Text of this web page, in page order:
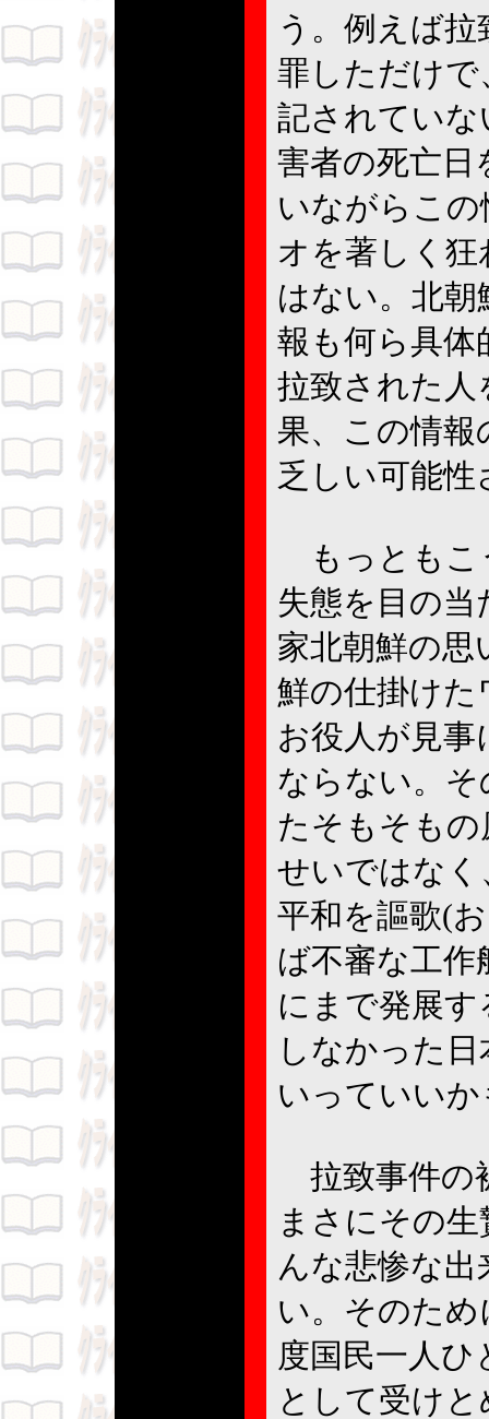
う。例えば
罪しただけで
記されていな
害者の死亡日
いながらこ
オを著しく
はない。北朝
報も何ら具体
拉致された人
果、この情報
乏しい可能
もっともこ
失態を目の
家北朝鮮の思
鮮の仕掛けた
お役人が見
ならない。
たそもそも
せいではなく
平和を謳歌(
ば不審な工作
にまで発展
しなかった
いっていい
拉致事件の
まさにその
んな悲惨な
い。そのた
度国民一人
として受け